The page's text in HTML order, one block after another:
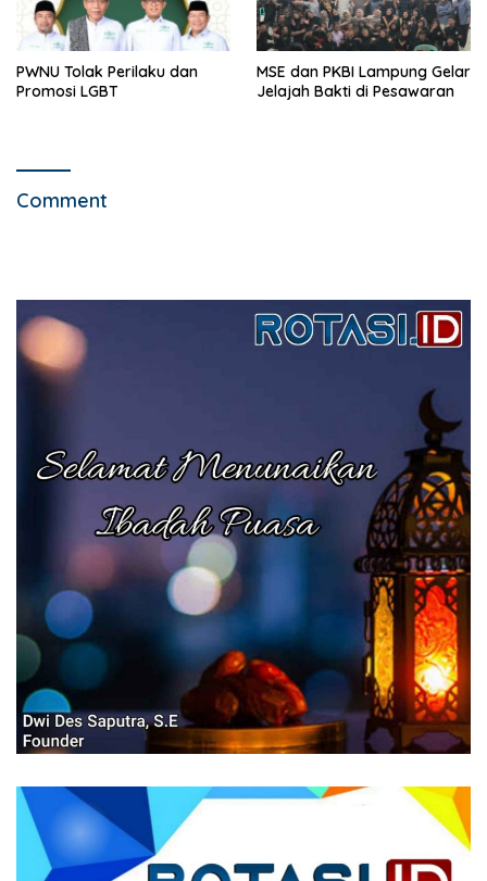
PWNU Tolak Perilaku dan
Promosi LGBT
MSE dan PKBI Lampung Gelar
Jelajah Bakti di Pesawaran
Comment